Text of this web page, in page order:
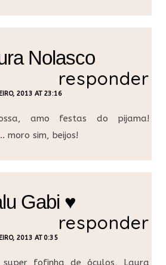
Nolasco
2013 AT 23:16
responder
amo festas do pijama!
moro sim, beijos!
Gabi ♥
2013 AT 0:35
responder
super fofinha de óculos, Laura